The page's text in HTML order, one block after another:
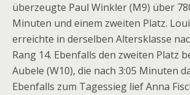
überzeugte Paul Winkler (M9) über
Minuten und einem zweiten Platz.
erreichte in derselben Altersklasse
Rang 14. Ebenfalls den zweiten Platz
Aubele (W10), die nach 3:05 Minuten
Ebenfalls zum Tagessieg lief Anna